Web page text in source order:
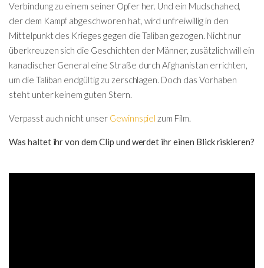
Verbindung zu einem seiner Opfer her. Und ein Mudschahed,
der dem Kampf abgeschworen hat, wird unfreiwillig in den
Mittelpunkt des Krieges gegen die Taliban gezogen. Nicht nur
überkreuzen sich die Geschichten der Männer, zusätzlich will ein
kanadischer General eine Straße durch Afghanistan errichten,
um die Taliban endgültig zu zerschlagen. Doch das Vorhaben
steht unter keinem guten Stern.
Verpasst auch nicht unser Gewinnspiel zum Film.
Was haltet ihr von dem Clip und werdet ihr einen Blick riskieren?